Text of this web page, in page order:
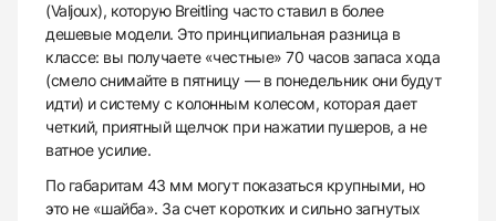
(Valjoux), которую Breitling часто ставил в более
дешевые модели. Это принципиальная разница в
классе: вы получаете «честные» 70 часов запаса хода
(смело снимайте в пятницу — в понедельник они будут
идти) и систему с колонным колесом, которая дает
четкий, приятный щелчок при нажатии пушеров, а не
ватное усилие.
По габаритам 43 мм могут показаться крупными, но
это не «шайба». За счет коротких и сильно загнутых